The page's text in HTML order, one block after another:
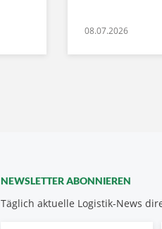
08.07.2026
NEWSLETTER ABONNIEREN
Täglich aktuelle Logistik-News